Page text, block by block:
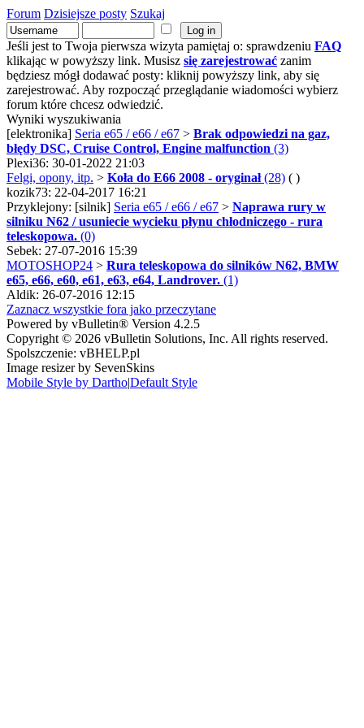
Forum Dzisiejsze posty Szukaj
Jeśli jest to Twoja pierwsza wizyta pamiętaj o: sprawdzeniu FAQ
klikając w powyższy link. Musisz się zarejestrować zanim
będziesz mógł dodawać posty: kliknij powyższy link, aby się
zarejestrować. Aby rozpocząć przeglądanie wiadomości wybierz
forum które chcesz odwiedzić.
Wyniki wyszukiwania
[elektronika] Seria e65 / e66 / e67 > Brak odpowiedzi na gaz,
błędy DSC, Cruise Control, Engine malfunction (3)
Plexi36: 30-01-2022 21:03
Felgi, opony, itp. > Koła do E66 2008 - oryginał(28) ( )
kozik73: 22-04-2017 16:21
Przyklejony: [silnik] Seria e65 / e66 / e67 > Naprawa rury w
silniku N62 / usuniecie wycieku płynu chłodniczego - rura
teleskopowa. (0)
Sebek: 27-07-2016 15:39
MOTOSHOP24 > Rura teleskopowa do silników N62, BMW
e65, e66, e60, e61, e63, e64, Landrover. (1)
Aldik: 26-07-2016 12:15
Zaznacz wszystkie fora jako przeczytane
Powered by vBulletin® Version 4.2.5
Copyright © 2026 vBulletin Solutions, Inc. All rights reserved.
Spolszczenie: vBHELP.pl
Image resizer by SevenSkins
Mobile Style by Dartho|Default Style